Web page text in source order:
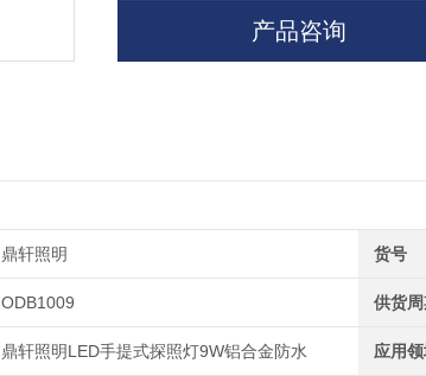
产品咨询
鼎轩照明 货号
ODB1009 供货
鼎轩照明LED手提式探照灯9W铝合金防水 应用